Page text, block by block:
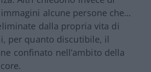
alcune persone che…
dalla propria vita di
per quanto discutibile, il
confinato nell’ambito della